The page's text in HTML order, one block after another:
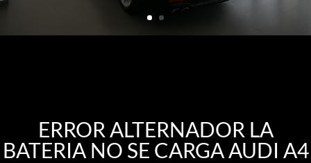
ERROR ALTERNADOR LA
BATERIA NO SE CARGA AUDI A4